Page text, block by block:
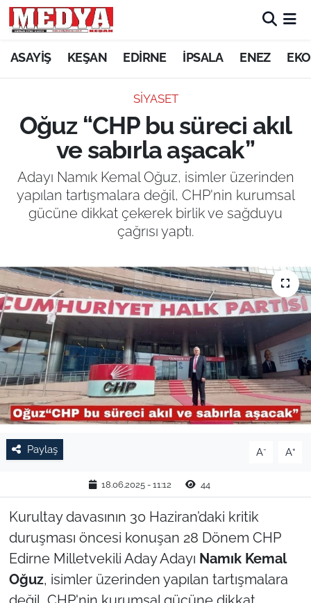
ASAYİŞ KEŞAN EDİRNE İPSALA ENEZ
SİYASET
Oğuz “CHP bu süreci akıl
ve sabırla aşacak”
Adayı Namık Kemal Oğuz, isimler üzerinden
yapılan tartışmalara değil, CHP'nin kurumsal
gücüne dikkat çekerek birlik ve sağduyu
çağrısı yaptı.
Paylaş A- A+
18.06.2025 - 11:12 44
Kurultay davasının 30 Haziran’daki kritik
duruşması öncesi konuşan 28 Dönem CHP
Edirne Milletvekili Aday Adayı Namık Kemal
Oğuz, isimler üzerinden yapılan tartışmalara
KEŞAN
ASAYİŞ
SİYASET
GÜNDEM
SAĞLIK
EĞİTİM
TARIM VE HAYVANCILIK
KÜLTÜR SANAT
RESMİ İLAN
SPOR
EDİRNE
TEKİRDAĞ
KIRKLARELİ